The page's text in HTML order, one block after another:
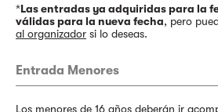
*Las entradas ya adquiridas para la
válidas para la nueva fecha, pero
al organizador si lo deseas.
Entrada Menores
Los menores de 16 años deberán ir